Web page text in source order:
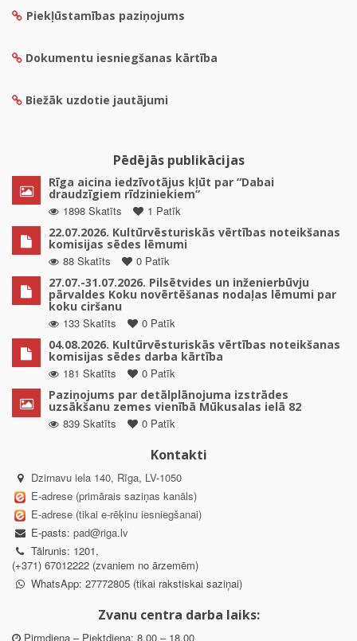
Piekļūstamības paziņojums
Dokumentu iesniegšanas kārtība
Biežāk uzdotie jautājumi
Pēdējās publikācijas
Rīga aicina iedzīvotājus kļūt par “Dabai
draudzīgiem rīdziniekiem”
1898 Skatīts
1 Patīk
22.07.2026. Kultūrvēsturiskās vērtības noteikšanas
komisijas sēdes lēmumi
88 Skatīts
0 Patīk
27.07.-31.07.2026. Pilsētvides un inženierbūvju
pārvaldes Koku novērtēšanas nodaļas lēmumi par
koku ciršanu
133 Skatīts
0 Patīk
04.08.2026. Kultūrvēsturiskās vērtības noteikšanas
komisijas sēdes darba kārtība
181 Skatīts
0 Patīk
Paziņojums par detālplānojuma izstrādes
uzsākšanu zemes vienībā Mūkusalas ielā 82
839 Skatīts
0 Patīk
Kontakti
Dzirnavu iela 140, Rīga, LV-1050
E-adrese (primārais saziņas kanāls)
E-adrese (tikai e-rēķinu iesniegšanai)
E-pasts: pad@riga.lv
Tālrunis: 1201,
(+371) 67012222 (zvaniem no ārzemēm)
WhatsApp: 27772805 (tikai rakstiskai saziņai)
Zvanu centra darba laiks:
Pirmdiena – Piektdiena: 8.00 – 18.00